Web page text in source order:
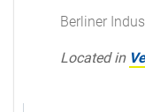
Berliner
Located in